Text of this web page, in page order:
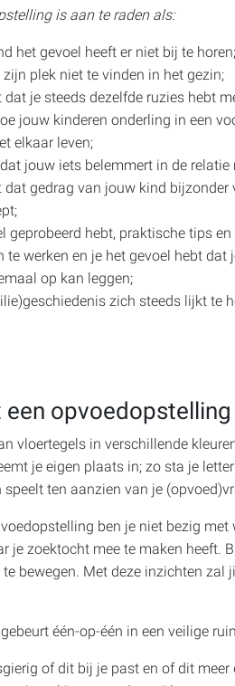
is aan te raden als:
het gevoel heeft er niet bij te horen;
zijn plek niet te vinden in het gezin;
dat je steeds dezelfde ruzies hebt
jouw kinderen onderling in een
elkaar leven;
jouw iets belemmert in de relatie
dat gedrag van jouw kind bijzonder
geprobeerd hebt, praktische tips
te werken en je het gevoel hebt dat
op kan leggen;
zich steeds lijkt te
een
vloertegels in verschillende
je eigen plaats in; zo sta je
ten aanzien van je
ben je niet bezig
je zoektocht mee te maken heeft.
bewegen. Met deze inzichten
één-op-één in een veilige
of dit bij je past en of dit